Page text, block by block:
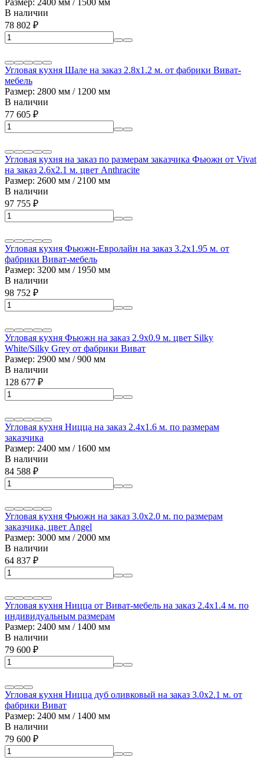
В наличии
78 802 ₽
Угловая кухня Шале на заказ 2.8х1.2 м. от фабрики Виват-
мебель
Размер: 2800 мм / 1200 мм
В наличии
77 605 ₽
Угловая кухня на заказ по размерам заказчика Фьюжн от Vivat
на заказ 2.6х2.1 м. цвет Anthracite
Размер: 2600 мм / 2100 мм
В наличии
97 755 ₽
Угловая кухня Фьюжн-Евролайн на заказ 3.2х1.95 м. от
фабрики Виват-мебель
Размер: 3200 мм / 1950 мм
В наличии
98 752 ₽
Угловая кухня Фьюжн на заказ 2.9х0.9 м. цвет Silky
White/Silky Grey от фабрики Виват
Размер: 2900 мм / 900 мм
В наличии
128 677 ₽
Угловая кухня Ницца на заказ 2.4х1.6 м. по размерам
заказчика
Размер: 2400 мм / 1600 мм
В наличии
84 588 ₽
Угловая кухня Фьюжн на заказ 3.0х2.0 м. по размерам
заказчика, цвет Angel
Размер: 3000 мм / 2000 мм
В наличии
64 837 ₽
Угловая кухня Ницца от Виват-мебель на заказ 2.4х1.4 м. по
индивидуальным размерам
Размер: 2400 мм / 1400 мм
В наличии
79 600 ₽
Угловая кухня Ницца дуб оливковый на заказ 3.0х2.1 м. от
фабрики Виват
Размер: 2400 мм / 1400 мм
В наличии
79 600 ₽